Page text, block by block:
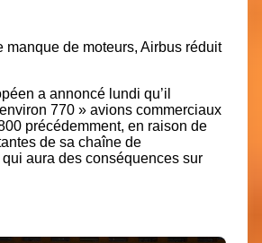
manque de moteurs, Airbus réduit
a annoncé lundi qu’il
environ 770 » avions commerciaux
précédemment, en raison de
de sa chaîne de
aura des conséquences sur